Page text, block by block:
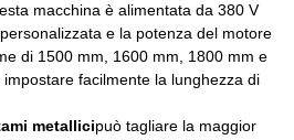
macchina è alimentata da 380 V
e la potenza del motore
di 1500 mm, 1600 mm, 1800 mm e
facilmente la lunghezza di
metallicipuò tagliare la maggior